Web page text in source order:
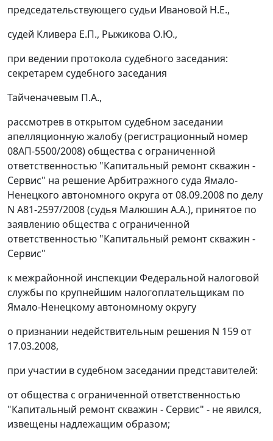
председательствующего судьи Ивановой Н.Е.,
судей Кливера Е.П., Рыжикова О.Ю.,
при ведении протокола судебного заседания:
секретарем судебного заседания
Тайченачевым П.А.,
рассмотрев в открытом судебном заседании
апелляционную жалобу (регистрационный номер
08АП-5500/2008) общества с ограниченной
ответственностью "Капитальный ремонт скважин -
Сервис" на решение Арбитражного суда Ямало-
Ненецкого автономного округа от 08.09.2008 по делу
N А81-2597/2008 (судья Малюшин А.А.), принятое по
заявлению общества с ограниченной
ответственностью "Капитальный ремонт скважин -
Сервис"
к межрайонной инспекции Федеральной налоговой
службы по крупнейшим налогоплательщикам по
Ямало-Ненецкому автономному округу
о признании недействительным решения N 159 от
17.03.2008,
при участии в судебном заседании представителей:
от общества с ограниченной ответственностью
"Капитальный ремонт скважин - Сервис" - не явился,
извещены надлежащим образом;